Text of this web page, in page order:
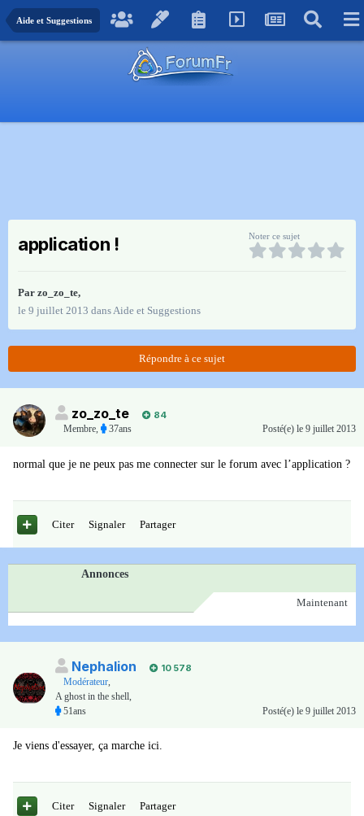
Aide et Suggestions
application ! Noter ce sujet
Par zo_zo_te,
le 9 juillet 2013 dansAide et Suggestions
Répondre à ce sujet
zo_zo_te
84
Membre, 37ans Posté(e) le 9 juillet 2013
normal que je ne peux pas me connecter sur le forum avec l’application ?
Citer Signaler Partager
Annonces
Maintenant
Nephalion
10 578
Modérateur,
A ghost in the shell,
51ans
Posté(e) le 9 juillet 2013
Je viens d'essayer, ça marche ici.
Citer Signaler Partager